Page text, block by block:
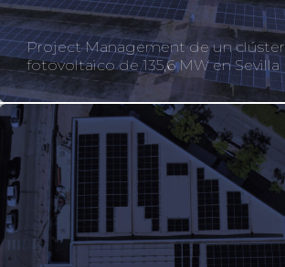
Project Management de un clúster
fotovoltaico de 135,6 MW en Sevilla